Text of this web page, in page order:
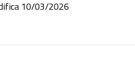
10/03/2026